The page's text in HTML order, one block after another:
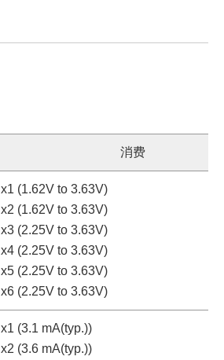
消费
x1 (1.62V to 3.63V)
x2 (1.62V to 3.63V)
x3 (2.25V to 3.63V)
x4 (2.25V to 3.63V)
x5 (2.25V to 3.63V)
x6 (2.25V to 3.63V)
x1 (3.1 mA(typ.))
x2 (3.6 mA(typ.))